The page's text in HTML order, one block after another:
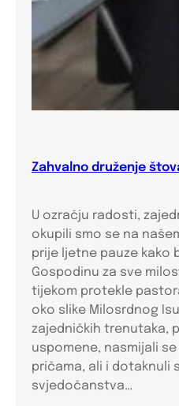
Zahvalno druženje
U ozračju radosti,
okupili smo se na
prije ljetne pauze kako
Gospodinu za sve
tijekom protekle
oko slike Milosrdnog
zajedničkih trenutaka,
uspomene, nasmijali
pričama, ali i dotaknuli
svjedočanstva…